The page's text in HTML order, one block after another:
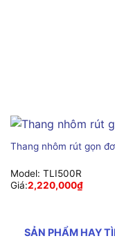
Thang nhôm rút gọn
Model: TLI500R
Giá:2,220,000₫
SẢN PHẨM HAY